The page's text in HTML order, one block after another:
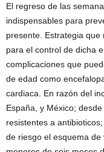
El regreso de las
indispensables para
presente. Estrategia
para el control de dicha
complicaciones que
de edad como
cardiaca. En razón del
España, y México;
resistentes a
de riesgo el esquema